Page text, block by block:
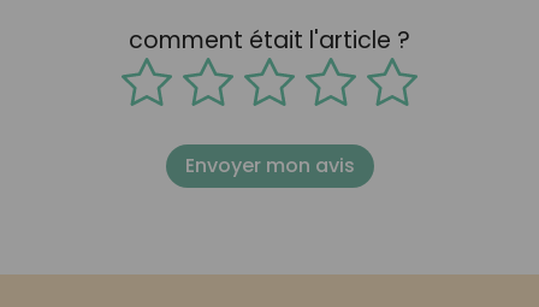
comment était l'article ?
Envoyer mon avis